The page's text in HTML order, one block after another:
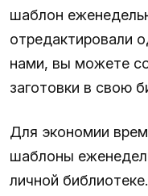
шаблон
отредактировали
нами, вы можете
заготовки в свою
Для экономии
шаблоны
личной